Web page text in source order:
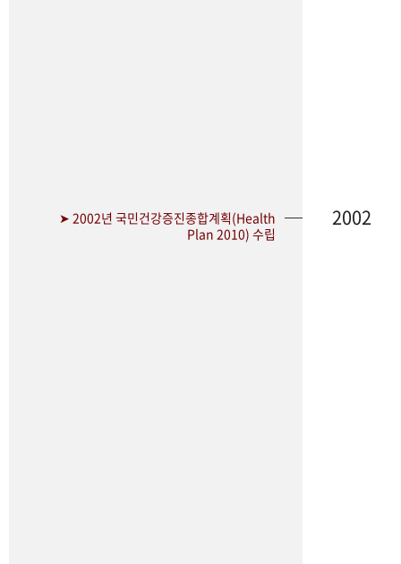
➤ 2002년 국민건강증진종합계획(Health
Plan 2010) 수립
2002